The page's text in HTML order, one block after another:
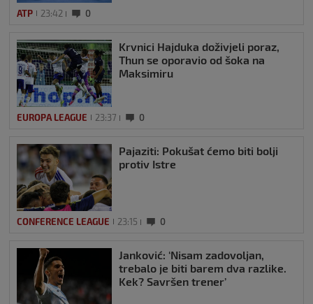
ATP 23:42 0
Krvnici Hajduka doživjeli poraz,
Thun se oporavio od šoka na
Maksimiru
EUROPA LEAGUE 23:37 0
Pajaziti: Pokušat ćemo biti bolji
protiv Istre
CONFERENCE LEAGUE 23:15 0
Janković: ‘Nisam zadovoljan,
trebalo je biti barem dva razlike.
Kek? Savršen trener’